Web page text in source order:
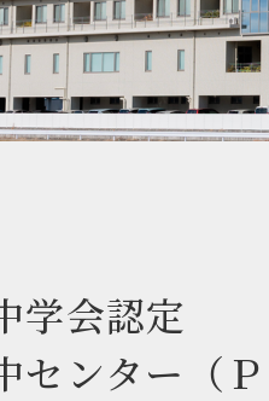
学会認定
センター（